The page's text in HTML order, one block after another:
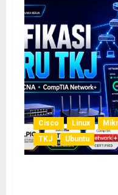
Cisco Linux
TKJ
Ubuntu